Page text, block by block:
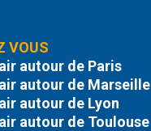
VOUS
autour de Paris
autour de Marseille
autour de Lyon
autour de Toulouse